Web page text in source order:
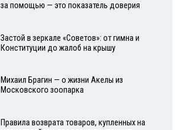
за помощью — это показатель доверия
Застой в зеркале «Советов»: от гимна и
Конституции до жалоб на крышу
Михаил Брагин — о жизни Акелы из
Московского зоопарка
Правила возврата товаров, купленных на